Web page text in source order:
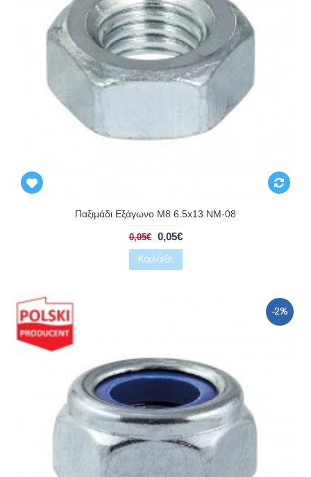
Παξιμάδι Εξάγωνο Μ8 6.5x13 NM-08
0,05€ 0,05€
Καλάθι
-2%